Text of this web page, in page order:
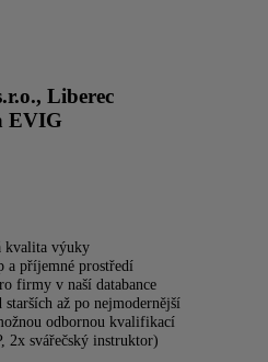
Liberec
kvalita výuky
a příjemné prostředí
firmy v naší databance
až po nejmodernější
odbornou kvalifikací
2x svářečský instruktor)